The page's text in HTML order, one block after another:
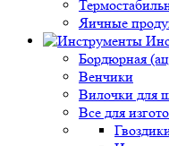
Яичные
Бордюрная
Венчики
Вилочки для
Все для